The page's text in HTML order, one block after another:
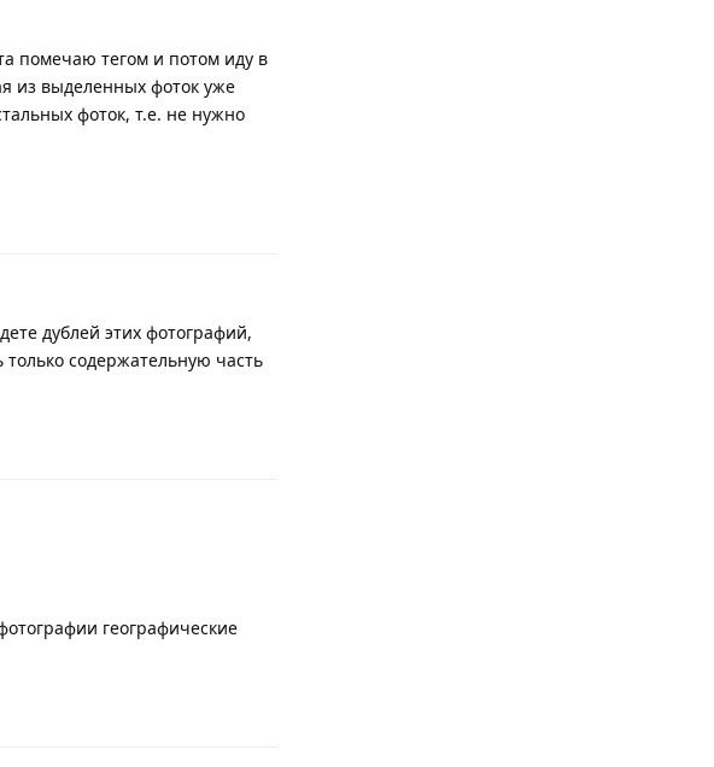
помечаю тегом и потом иду в
из выделенных фоток уже
фоток, т.е. не нужно
дублей этих фотографий,
содержательную часть
географические